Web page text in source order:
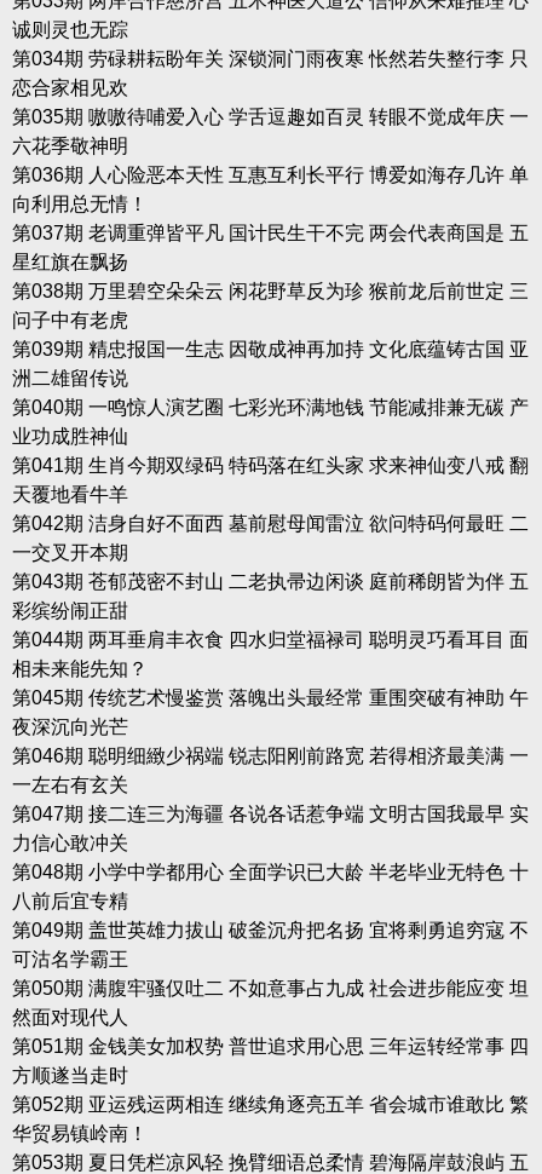
诚则灵也无踪
第034期 劳碌耕耘盼年关 深锁洞门雨夜寒 怅然若失整行李 只
恋合家相见欢
第035期 嗷嗷待哺爱入心 学舌逗趣如百灵 转眼不觉成年庆 一
六花季敬神明
第036期 人心险恶本天性 互惠互利长平行 博爱如海存几许 单
向利用总无情！
第037期 老调重弹皆平凡 国计民生干不完 两会代表商国是 五
星红旗在飘扬
第038期 万里碧空朵朵云 闲花野草反为珍 猴前龙后前世定 三
问子中有老虎
第039期 精忠报国一生志 因敬成神再加持 文化底蕴铸古国 亚
洲二雄留传说
第040期 一鸣惊人演艺圈 七彩光环满地钱 节能减排兼无碳 产
业功成胜神仙
第041期 生肖今期双绿码 特码落在红头家 求来神仙变八戒 翻
天覆地看牛羊
第042期 洁身自好不面西 墓前慰母闻雷泣 欲问特码何最旺 二
一交叉开本期
第043期 苍郁茂密不封山 二老执帚边闲谈 庭前稀朗皆为伴 五
彩缤纷闹正甜
第044期 两耳垂肩丰衣食 四水归堂福禄司 聪明灵巧看耳目 面
相未来能先知？
第045期 传统艺术慢鉴赏 落魄出头最经常 重围突破有神助 午
夜深沉向光芒
第046期 聪明细緻少祸端 锐志阳刚前路宽 若得相济最美满 一
一左右有玄关
第047期 接二连三为海疆 各说各话惹争端 文明古国我最早 实
力信心敢冲关
第048期 小学中学都用心 全面学识已大龄 半老毕业无特色 十
八前后宜专精
第049期 盖世英雄力拔山 破釜沉舟把名扬 宜将剩勇追穷寇 不
可沽名学霸王
第050期 满腹牢骚仅吐二 不如意事占九成 社会进步能应变 坦
然面对现代人
第051期 金钱美女加权势 普世追求用心思 三年运转经常事 四
方顺遂当走时
第052期 亚运残运两相连 继续角逐亮五羊 省会城市谁敢比 繁
华贸易镇岭南！
第053期 夏日凭栏凉风轻 挽臂细语总柔情 碧海隔岸鼓浪屿 五